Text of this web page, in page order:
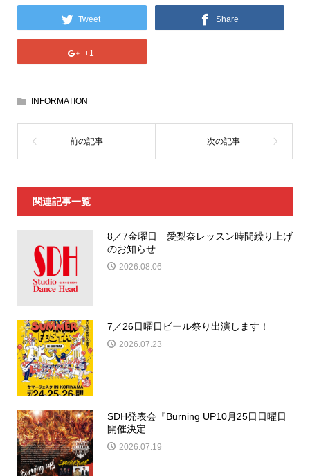
Tweet Share
+1
INFORMATION
関連記事一覧
8／7金曜日 愛梨奈レッスン時間繰り上げ
のお知らせ
2026.08.06
7／26日曜日ビール祭り出演します！
2026.07.23
SDH発表会『Burning UP10月25日日曜日
開催決定
2026.07.19